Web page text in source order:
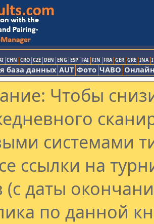
CHN CRO CZE DEN ENG ESP FAI FIN FRA GER GRE INA
база данных AUT Фото ЧАВО
Чтобы
системами
ссылки на
(с даты
по данной